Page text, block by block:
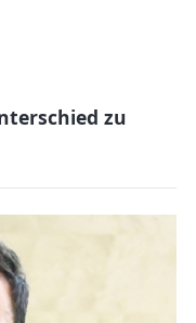
zu